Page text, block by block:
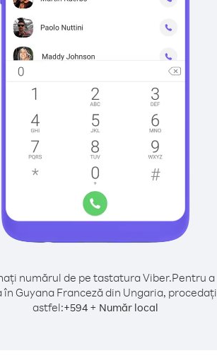
numărul de pe tastatura Viber.Pentru a
în Guyana Franceză din Ungaria, procedați
astfel:+594 + Număr local